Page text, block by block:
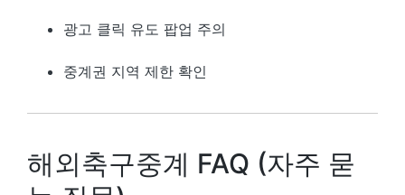
광고 클릭 유도 팝업 주의
중계권 지역 제한 확인
해외축구중계 FAQ (자주 묻